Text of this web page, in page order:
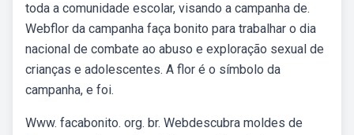
toda a comunidade escolar, visando a campanha de.
Webflor da campanha faça bonito para trabalhar o dia
nacional de combate ao abuso e exploração sexual de
crianças e adolescentes. A flor é o símbolo da
campanha, e foi.
Www. facabonito. org. br. Webdescubra moldes de